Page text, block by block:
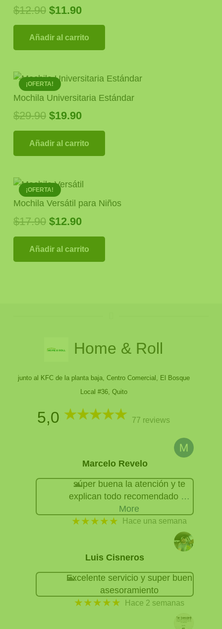
$12.90 El
precio
original
era:
$11.90El
precio
actual
es:
Añadir al carrito
¡OFERTA!
Mochila Universitaria Estándar
$29.90 El
precio
original
era:
$19.90El
precio
actual
es:
Añadir al carrito
¡OFERTA!
Mochila Versátil para Niños
$17.90 El
precio
original
era:
$12.90El
precio
actual
es:
Añadir al carrito
Home & Roll
junto al KFC de la planta baja, Centro Comercial, El Bosque
Local #36, Quito
5,0 77 reviews
Marcelo Revelo
súper buena la atención y te
explican todo recomendado …
More
★★★★★ Hace una semana
Luis Cisneros
Excelente servicio y super buen
asesoramiento
★★★★★ Hace 2 semanas